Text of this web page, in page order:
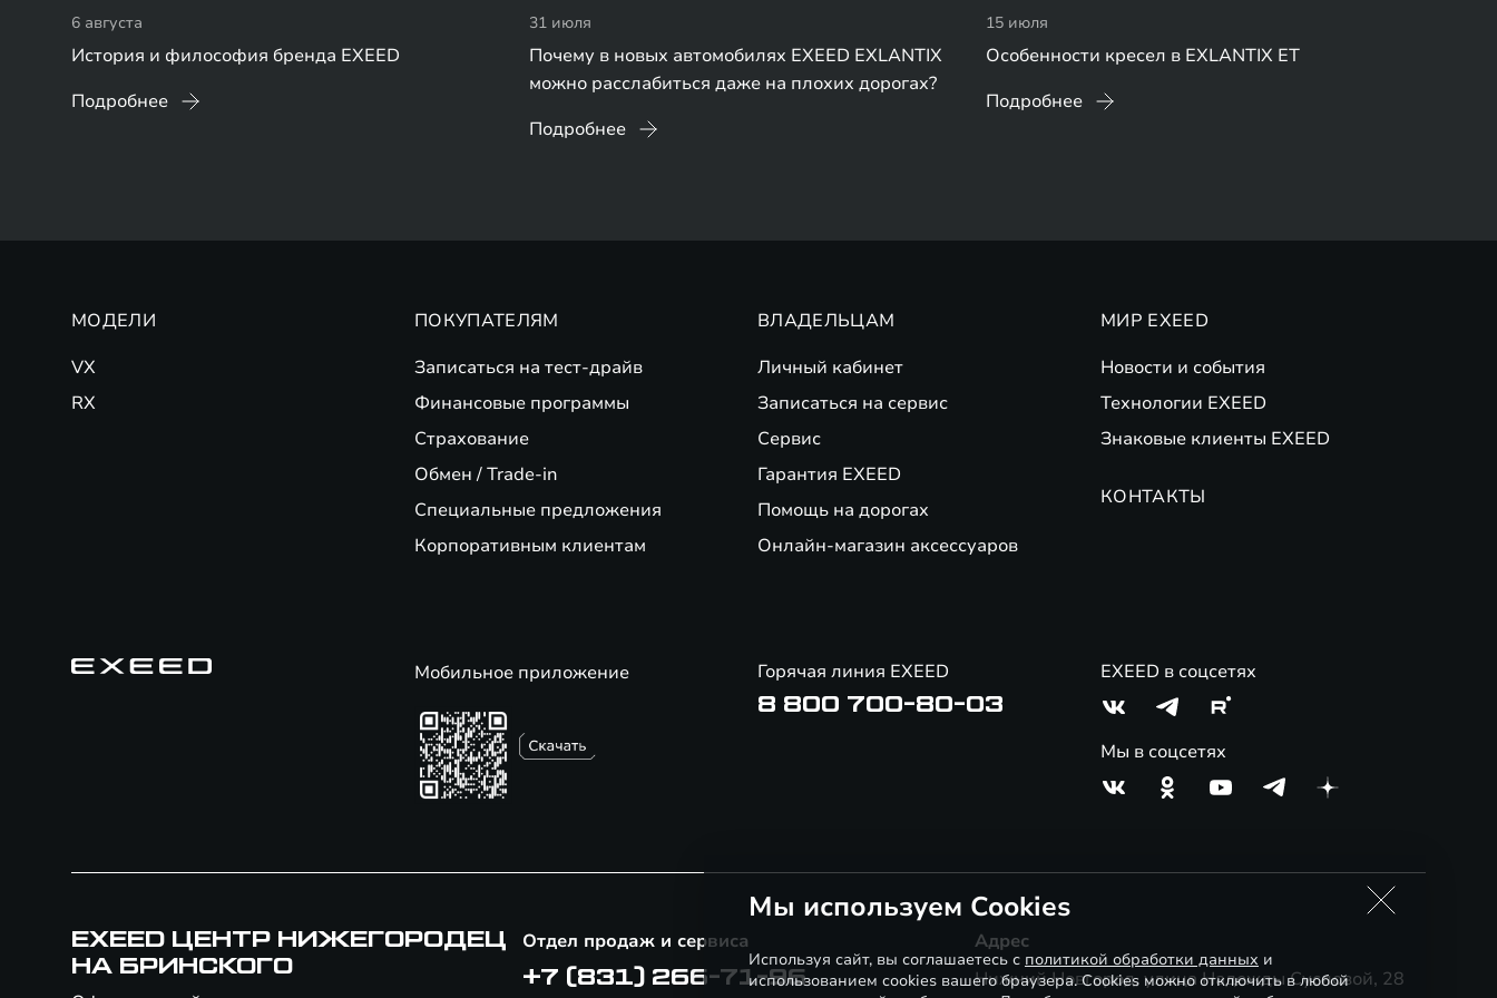
6 августа
История и философия бренда EXEED
Подробнее
31 июля
Почему в новых автомобилях EXEED EXLANTIX
можно расслабиться даже на плохих дорогах?
Подробнее
15 июля
Особенности кресел в EXLANTIX ET
Подробнее
МОДЕЛИ
VX
RX
ПОКУПАТЕЛЯМ
Записаться на тест-драйв
Финансовые программы
Страхование
Обмен / Trade-in
Специальные предложения
Корпоративным клиентам
ВЛАДЕЛЬЦАМ
Личный кабинет
Записаться на сервис
Сервис
Гарантия EXEED
Помощь на дорогах
Онлайн-магазин аксессуаров
МИР EXEED
Новости и события
Технологии EXEED
Знаковые клиенты EXEED
КОНТАКТЫ
Мобильное приложение Горячая линия EXEED
8 800 700-80-03
EXEED в соцсетях
Мы в соцсетях
EXEED ЦЕНТР НИЖЕГОРОДЕЦ
НА БРИНСКОГО
Отдел продаж и сервиса
+7 (831) 266-71-96
Адрес
Нижний Новгород, улица Надежды Сусловой, 28
Мы используем Cookies
Используя сайт, вы соглашаетесь с политикой обработки данных и
использованием cookies вашего браузера. Cookies можно отключить в любой